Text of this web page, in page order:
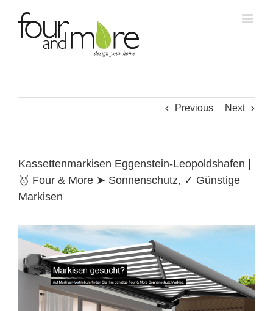
content
Previous Next
Kassettenmarkisen Eggenstein-Leopoldshafen |
🥇 Four & More ➤ Sonnenschutz, ✓ Günstige
Markisen